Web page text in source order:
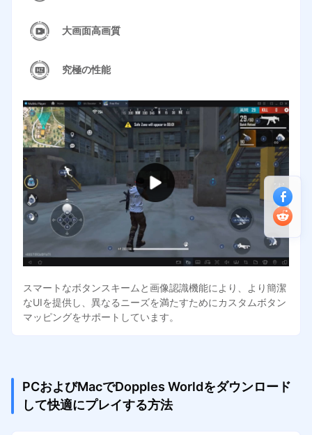
大画面高画質
究極の性能
スマートなボタンスキームと画像認識機能により、より簡潔
なUIを提供し、異なるニーズを満たすためにカスタムボタン
マッピングをサポートしています。
PCおよびMacでDopples Worldをダウンロード
して快適にプレイする方法